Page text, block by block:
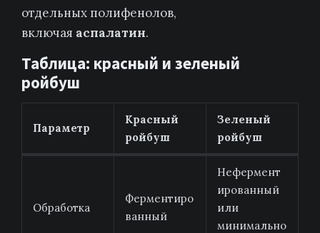
отдельных полифенолов,
включая аспалатин.
Таблица: красный и зеленый
ройбуш
Параметр
Красный
ройбуш
Зеленый
ройбуш
Обработка
Ферментиро
ванный
Нефермент
ированный
или
минимально